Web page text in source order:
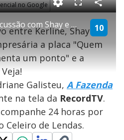
no Google
Pétala inicia discussão com Shay e Kerline | Última Chance 10
F
s
c
r
e
e
n
C
o
m
p
a
i
l
entre Kerline, Shay e
a placa "Quem
um ponto" e a
Galisteu, A Fazenda
na tela da RecordTV.
24 horas por
Celeiro de Lendas.